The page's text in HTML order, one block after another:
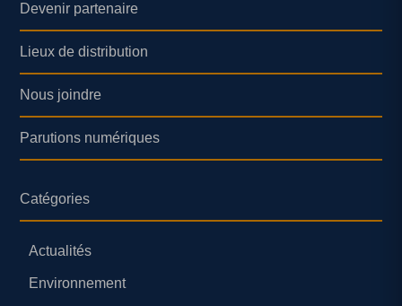
Devenir partenaire
Lieux de distribution
Nous joindre
Parutions numériques
Catégories
Actualités
Environnement